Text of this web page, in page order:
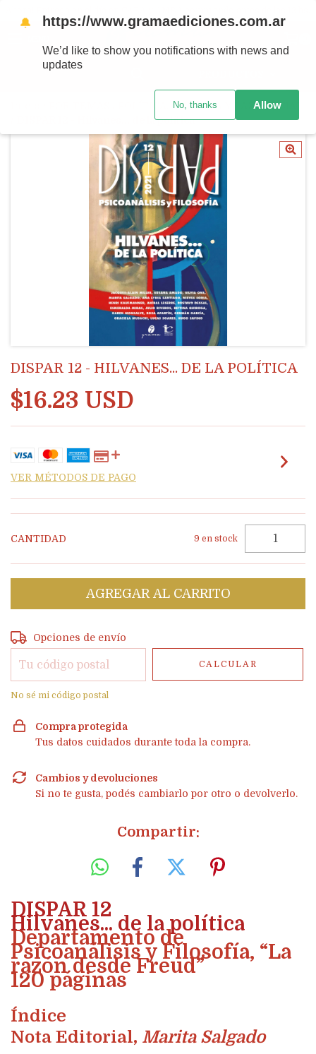
POLÍTICA, CULTURA Y LAZO SOCIAL
DISPAR 12 - Hilvanes... de la política
DISPAR 12 - HILVANES... DE LA POLÍTICA
$16.23 USD
VER MÉTODOS DE PAGO
CANTIDAD 9 en stock
Entregas para el CP:
Opciones de envío
CALCULAR
No sé mi código postal
Compra protegida
Tus datos cuidados durante toda la compra.
Cambios y devoluciones
Si no te gusta, podés cambiarlo por otro o devolverlo.
Compartir:
DISPAR 12
Hilvanes... de la política
Departamento de
Psicoanálisis y Filosofía, “La
razón desde Freud”
120 páginas
Índice
Nota Editorial, Marita Salgado
🔔 https://www.gramaediciones.com.ar
We’d like to show you notifications with news and
updates
No, thanks Allow